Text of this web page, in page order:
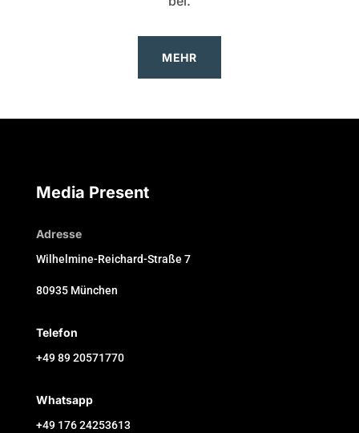
MEHR
Media Present
Adresse
Wilhelmine-Reichard-Straße 7
80935 München
Telefon
+49 89 20571770
Whatsapp
+49 176 24253613